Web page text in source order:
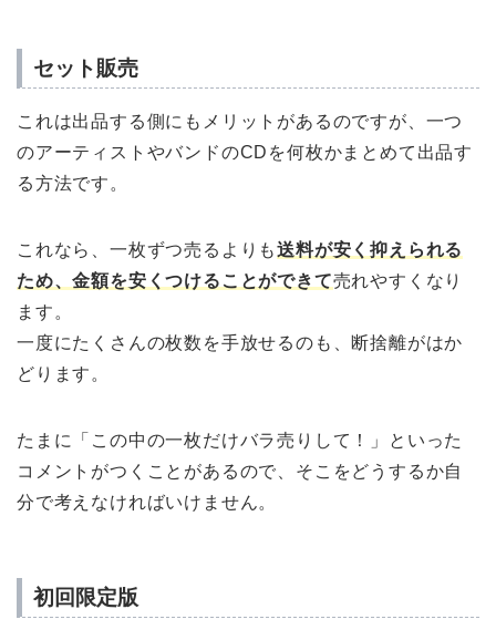
セット販売
これは出品する側にもメリットがあるのですが、一つ
のアーティストやバンドのCDを何枚かまとめて出品す
る方法です。
これなら、一枚ずつ売るよりも送料が安く抑えられる
ため、金額を安くつけることができて売れやすくなり
ます。
一度にたくさんの枚数を手放せるのも、断捨離がはか
どります。
たまに「この中の一枚だけバラ売りして！」といった
コメントがつくことがあるので、そこをどうするか自
分で考えなければいけません。
初回限定版